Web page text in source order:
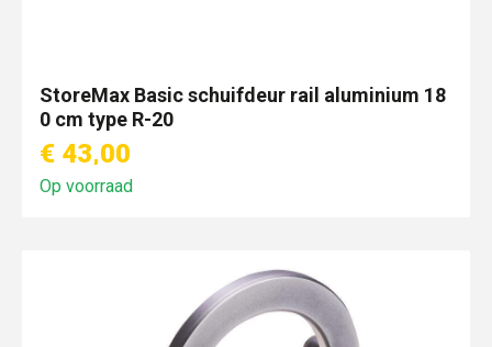
StoreMax Basic schuifdeur rail aluminium 18
0 cm type R-20
€ 43,00
Op voorraad